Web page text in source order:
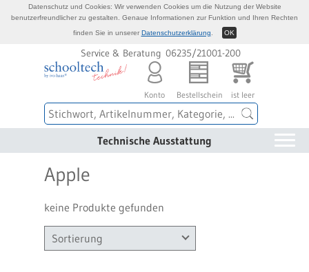
Service & Beratung 06235/21001-200
Konto Bestellschein ist leer
Technische Ausstattung
Apple
keine Produkte gefunden
Sortierung
Datenschutz und Cookies: Wir verwenden Cookies um die Nutzung der Website
benutzerfreundlicher zu gestalten. Genaue Informationen zur Funktion und Ihren Rechten
finden Sie in unserer Datenschutzerklärung OK